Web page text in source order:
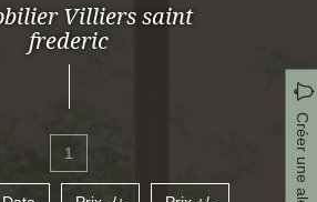
Villiers saint
frederic
Créer une alerte
1